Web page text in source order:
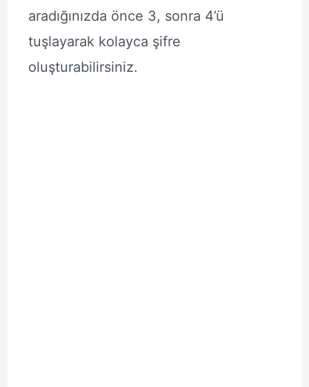
aradığınızda önce 3, sonra 4’ü
tuşlayarak kolayca şifre
oluşturabilirsiniz.